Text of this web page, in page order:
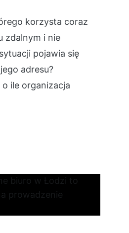
korzysta coraz
zdalnym i nie
pojawia się
adresu?
ile organizacja